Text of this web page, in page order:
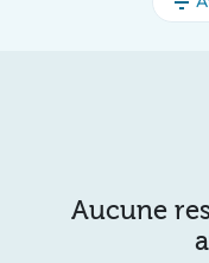
Aucune